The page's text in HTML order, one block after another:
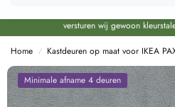
versturen wij gewoon
Home / Kastdeuren op maat voor IKEA
Minimale afname 4 deuren